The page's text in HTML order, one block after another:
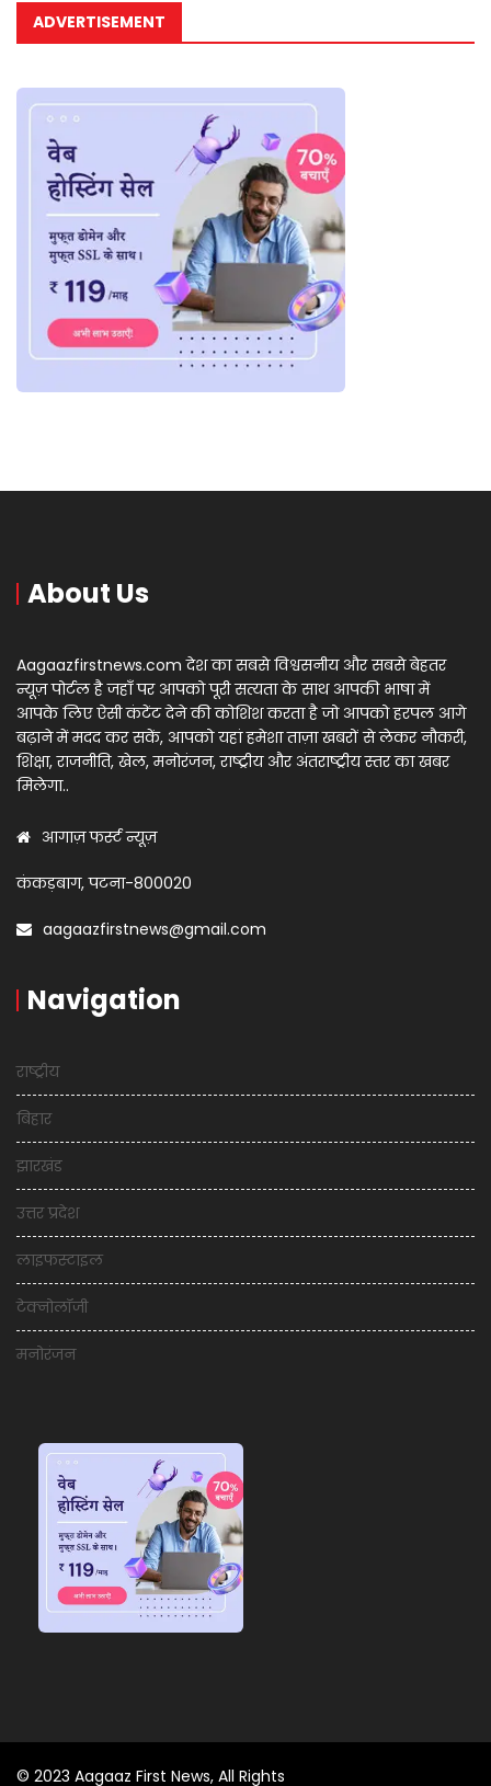
ADVERTISEMENT
About Us
Aagaazfirstnews.com देश का सबसे विश्वसनीय और सबसे बेहतर
न्यूज़ पोर्टल है जहाँ पर आपको पूरी सत्यता के साथ आपकी भाषा में
आपके लिए ऐसी कंटेंट देने की कोशिश करता है जो आपको हरपल आगे
बढ़ाने में मदद कर सकें, आपको यहां हमेशा ताज़ा खबरों से लेकर नौकरी,
शिक्षा, राजनीति, खेल, मनोरंजन, राष्ट्रीय और अंतराष्ट्रीय स्तर का खबर
मिलेगा..
आगाज़ फर्स्ट न्यूज़
कंकड़बाग, पटना-800020
aagaazfirstnews@gmail.com
Navigation
राष्ट्रीय
बिहार
झारखंड
उत्तर प्रदेश
लाइफस्टाइल
टेक्नोलॉजी
मनोरंजन
© 2023 Aagaaz First News, All Rights